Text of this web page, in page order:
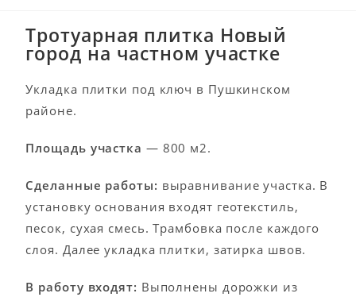
Тротуарная плитка Новый
город на частном участке
Укладка плитки под ключ в Пушкинском
районе.
Площадь участка — 800 м2.
Сделанные работы: выравнивание участка. В
установку основания входят геотекстиль,
песок, сухая смесь. Трамбовка после каждого
слоя. Далее укладка плитки, затирка швов.
В работу входят: Выполнены дорожки из